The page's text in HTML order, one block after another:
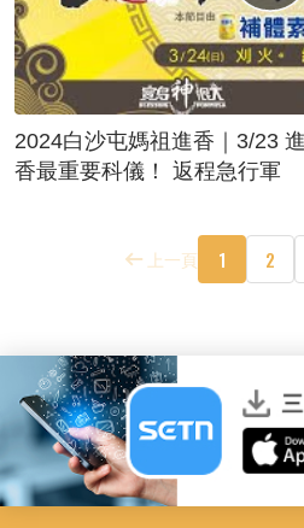
2024白沙屯媽祖進香｜3/23
香最重要科儀！ 返程急行軍
上一頁 1 2